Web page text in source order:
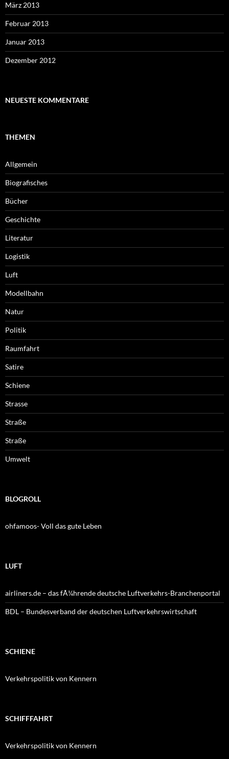
März 2013
Februar 2013
Januar 2013
Dezember 2012
NEUESTE KOMMENTARE
THEMEN
Allgemein
Biografisches
Bücher
Geschichte
Literatur
Logistik
Luft
Modellbahn
Natur
Politik
Raumfahrt
Satire
Schiene
Strasse
Straße
Straße
Umwelt
BLOGROLL
ohfamoos- Voll das gute Leben
LUFT
airliners.de – das fÃ¼hrende deutsche Luftverkehrs-Branchenportal
BDL – Bundesverband der deutschen Luftverkehrswirtschaft
SCHIENE
Verkehrspolitik von Kennern
SCHIFFFAHRT
Verkehrspolitik von Kennern